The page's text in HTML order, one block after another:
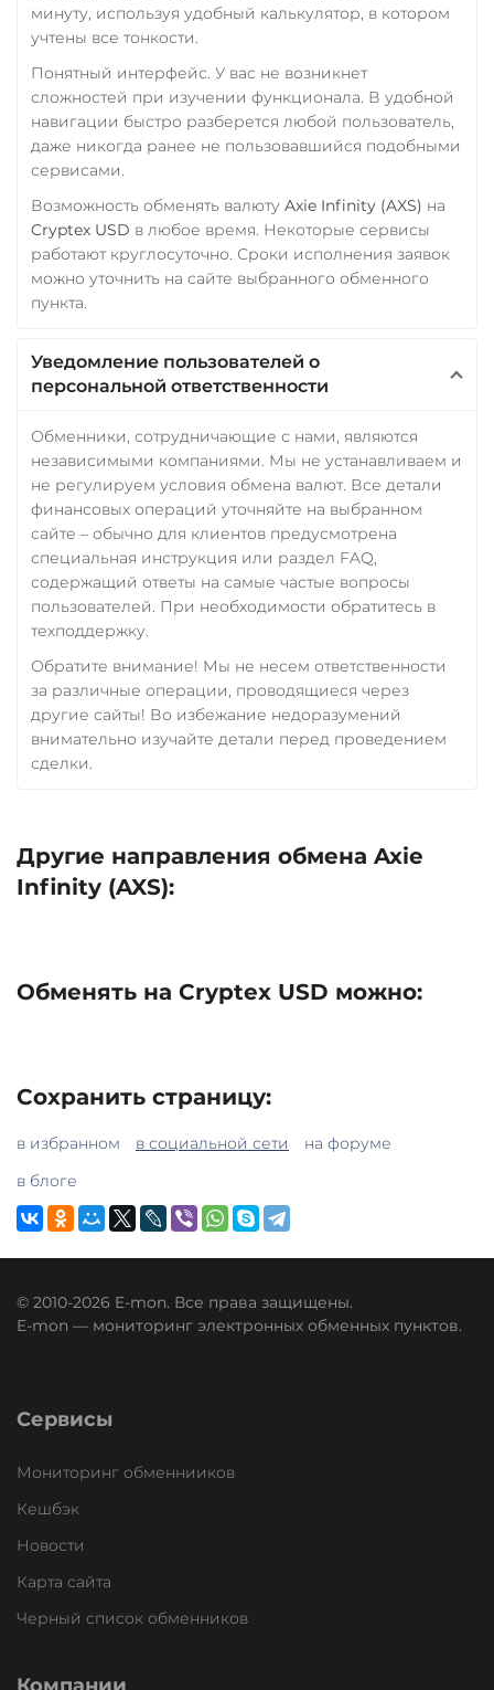
минуту, используя удобный калькулятор, в котором
учтены все тонкости.
Понятный интерфейс. У вас не возникнет
сложностей при изучении функционала. В удобной
навигации быстро разберется любой пользователь,
даже никогда ранее не пользовавшийся подобными
сервисами.
Возможность обменять валюту Axie Infinity (AXS) на
Cryptex USD в любое время. Некоторые сервисы
работают круглосуточно. Сроки исполнения заявок
можно уточнить на сайте выбранного обменного
пункта.
Уведомление пользователей о
персональной ответственности
Обменники, сотрудничающие с нами, являются
независимыми компаниями. Мы не устанавливаем и
не регулируем условия обмена валют. Все детали
финансовых операций уточняйте на выбранном
сайте – обычно для клиентов предусмотрена
специальная инструкция или раздел FAQ,
содержащий ответы на самые частые вопросы
пользователей. При необходимости обратитесь в
техподдержку.
Обратите внимание! Мы не несем ответственности
за различные операции, проводящиеся через
другие сайты! Во избежание недоразумений
внимательно изучайте детали перед проведением
сделки.
Другие направления обмена Axie
Infinity (AXS):
Обменять на Cryptex USD можно:
Сохранить страницу:
в избранном в социальной сети
на форуме
в блоге
© 2010-2026 E-mon. Все права защищены.
E-mon — мониторинг электронных обменных пунктов.
Сервисы
Мониторинг обменнииков
Кешбэк
Новости
Карта сайта
Черный список обменников